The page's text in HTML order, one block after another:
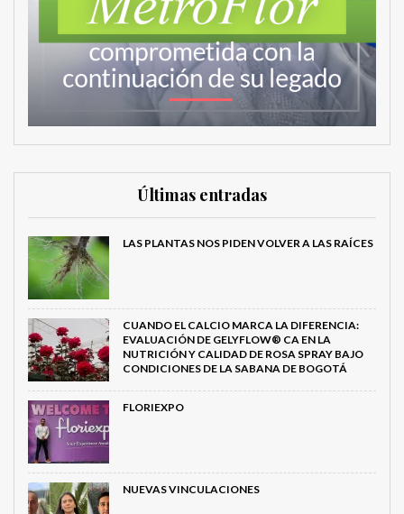
Últimas entradas
LAS PLANTAS NOS PIDEN VOLVER A LAS RAÍCES
CUANDO EL CALCIO MARCA LA DIFERENCIA:
EVALUACIÓN DE GELYFLOW® CA EN LA
NUTRICIÓN Y CALIDAD DE ROSA SPRAY BAJO
CONDICIONES DE LA SABANA DE BOGOTÁ
FLORIEXPO
NUEVAS VINCULACIONES